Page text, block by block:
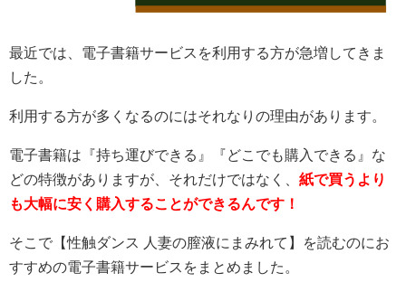
最近では、電子書籍サービスを利用する方が急増してきま
した。
利用する方が多くなるのにはそれなりの理由があります。
電子書籍は『持ち運びできる』『どこでも購入できる』な
どの特徴がありますが、それだけではなく、 紙で買うより
も大幅に安く購入することができるんです！
そこで【性触ダンス 人妻の膣液にまみれて】を読むのにお
すすめの電子書籍サービスをまとめました。